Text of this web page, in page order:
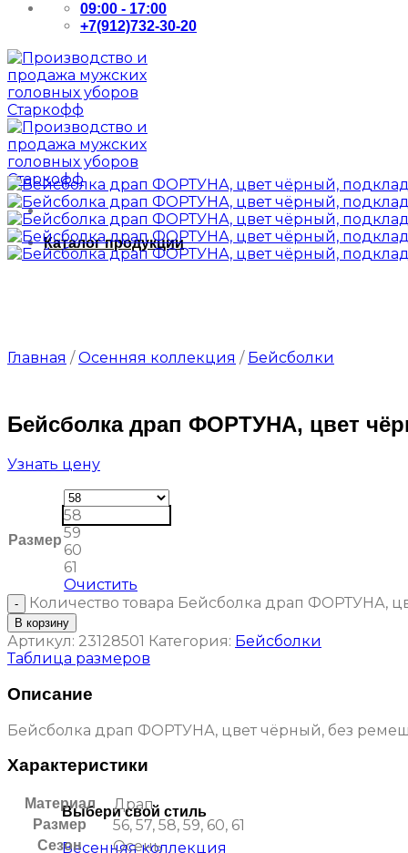
09:00 - 17:00
+7(912)732-30-20
Каталог продукции
Выбери свой стиль
Весенняя коллекция
Главная / Осенняя коллекция / Бейсболки
Бейсболка драп ФОРТУНА, цвет
Узнать цену
Размер
58
59
60
61
Очистить
Количество товара Бейсболка драп ФОРТУНА,
В корзину
Артикул: 23128501 Категория: Бейсболки
Таблица размеров
Описание
Бейсболка драп ФОРТУНА, цвет чёрный, без
Характеристики
Материал Драп
Размер 56, 57, 58, 59, 60, 61
Сезон Осень